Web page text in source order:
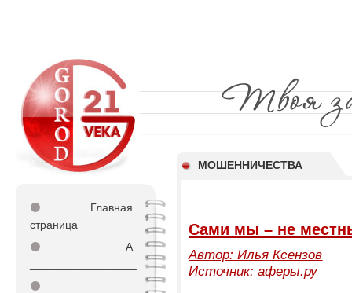
МОШЕННИЧЕСТВА
⚫
Главная
страница
⚫
А
⚫
Сами мы – не
Автор: Илья Ксензов
Источник:аферы.ру